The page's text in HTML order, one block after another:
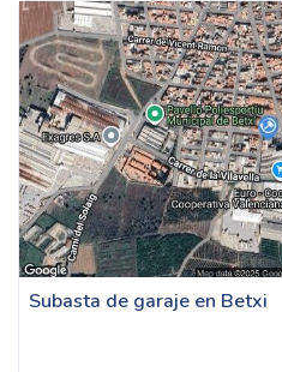
Subasta de garaje en Betxi